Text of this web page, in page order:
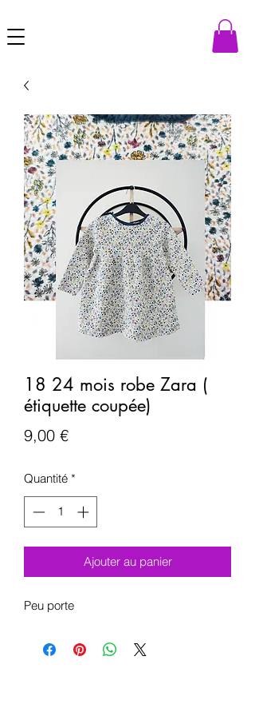
18 24 mois robe Zara (
étiquette coupée)
9,00 €Prix
Quantité *
Ajouter au panier
Peu porte